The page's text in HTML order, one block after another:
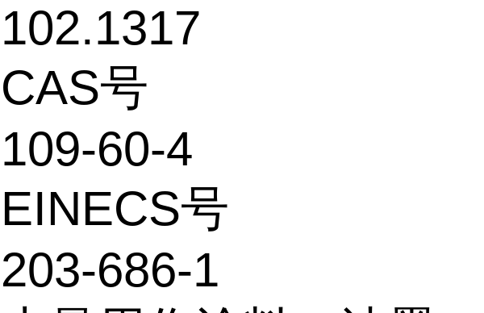
102.1317
CAS号
109-60-4
EINECS号
203-686-1